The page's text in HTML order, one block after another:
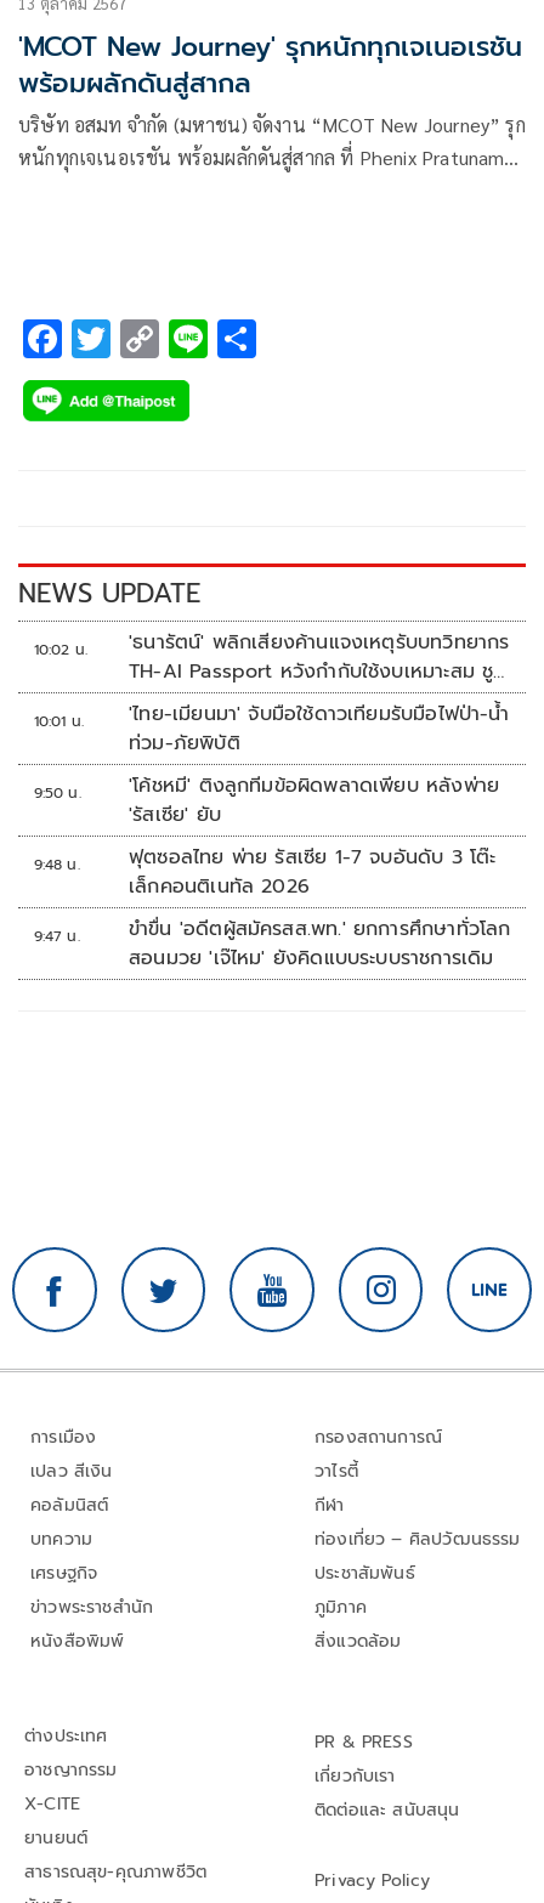
'MCOT New Journey' รุกหนักทุกเจเนอเรชัน
พร้อมผลักดันสู่สากล
บริษัท อสมท จำกัด (มหาชน) จัดงาน “MCOT New Journey” รุก
หนักทุกเจเนอเรชัน พร้อมผลักดันสู่สากล ที่ Phenix Pratunam
F
ac
e
k
T
wi
tt
C
o
p
k
Li
NEWS UPDATE
10:02 น.
'ธนารัตน์' พลิกเสียงค้านแจงเหตุรับบทวิทยากร
TH-AI Passport หวังกำกับใช้งบเหมาะสม ชู
จุดเด่นคนไทยได้ใช้ AI ระดับโปร ลดเหลื่อมล้ำ
ทางเทคโนโลยี เซฟงบไปกว่า900ล้าน เชื่อหาก
ใช้เต็มที่เอกชนขาดทุนย่อยยับ
10:01 น.
'ไทย-เมียนมา' จับมือใช้ดาวเทียมรับมือไฟป่า-น้ำ
ท่วม-ภัยพิบัติ
9:50 น.
'โค้ชหมี' ติงลูกทีมข้อผิดพลาดเพียบ หลังพ่าย
'รัสเซีย' ยับ
9:48 น.
ฟุตซอลไทย พ่าย รัสเซีย 1-7 จบอันดับ 3 โต๊ะ
เล็กคอนติเนทัล 2026
9:47 น.
ขำขื่น 'อดีตผู้สมัครสส.พท.' ยกการศึกษาทั่วโลก
สอนมวย 'เจ๊ไหม' ยังคิดแบบระบบราชการเดิม
การเมือง
เปลว สีเงิน
คอลัมนิสต์
บทความ
เศรษฐกิจ
ข่าวพระราชสำนัก
หนังสือพิมพ์
กรองสถานการณ์
วาไรตี้
กีฬา
ท่องเที่ยว – ศิลปวัฒนธรรม
ประชาสัมพันธ์
ภูมิภาค
สิ่งแวดล้อม
ต่างประเทศ
อาชญากรรม
X-CITE
ยานยนต์
สาธารณสุข-คุณภาพชีวิต
PR & PRESS
เกี่ยวกับเรา
ติดต่อและ สนับสนุน
Privacy Policy